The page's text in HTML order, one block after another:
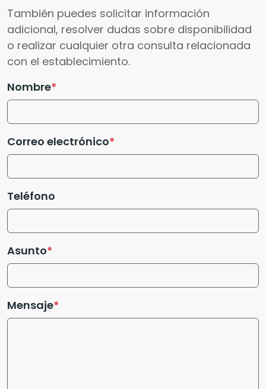
También puedes solicitar información
adicional, resolver dudas sobre disponibilidad
o realizar cualquier otra consulta relacionada
con el establecimiento.
Nombre
Correo electrónico
Teléfono
Asunto
Mensaje